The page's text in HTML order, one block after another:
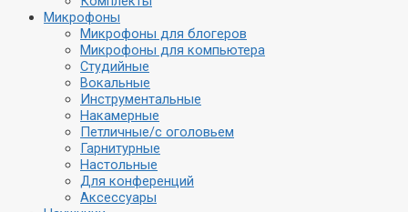
Микрофоны
Микрофоны для блогеров
Микрофоны для компьютера
Студийные
Вокальные
Инструментальные
Накамерные
Петличные/с оголовьем
Гарнитурные
Настольные
Для конференций
Аксессуары